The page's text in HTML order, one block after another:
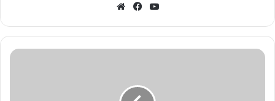
WebsiteFacebook